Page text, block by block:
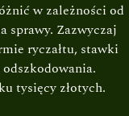
w zależności od
sprawy. Zazwyczaj
ryczałtu, stawki
tysięcy złotych.